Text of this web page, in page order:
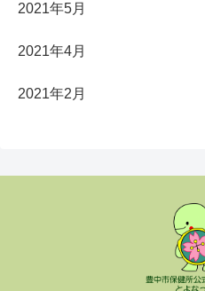
2021年5月
2021年4月
2021年2月